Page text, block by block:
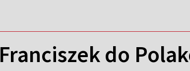
Franciszek do